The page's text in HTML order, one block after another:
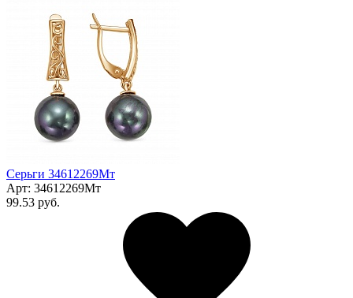
Серьги 34612269Мт
Арт: 34612269Мт
99.53 руб.